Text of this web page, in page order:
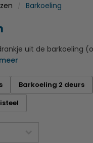
Barkoeling
uit de barkoeling
Barkoeling 2 deurs